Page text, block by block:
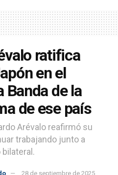
ratifica
en el
Banda de la
de ese país
Arévalo reafirmó su
trabajando junto a
28 de septiembre de 2025